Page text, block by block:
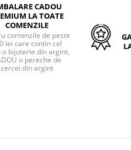
CADOU
LA TOATE
COMENZILE
comenzile de peste
lei care contin cel
o bijuterie din argint,
o pereche de
cercei din argint